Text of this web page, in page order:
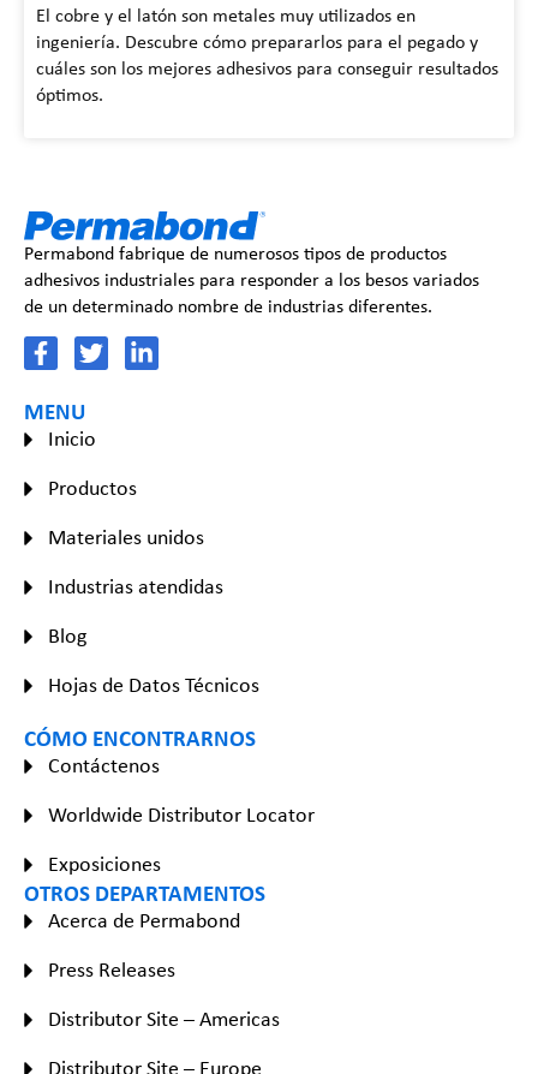
El cobre y el latón son metales muy utilizados en
ingeniería. Descubre cómo prepararlos para el pegado y
cuáles son los mejores adhesivos para conseguir resultados
óptimos.
Permabond fabrique de numerosos tipos de productos
adhesivos industriales para responder a los besos variados
de un determinado nombre de industrias diferentes.
MENU
Inicio
Productos
Materiales unidos
Industrias atendidas
Blog
Hojas de Datos Técnicos
CÓMO ENCONTRARNOS
Contáctenos
Worldwide Distributor Locator
Exposiciones
OTROS DEPARTAMENTOS
Acerca de Permabond
Press Releases
Distributor Site – Americas